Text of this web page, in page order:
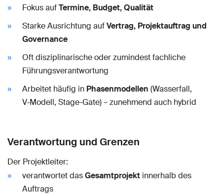
Fokus aufTermine, Budget, Qualität
Starke Ausrichtung aufVertrag, Projektauftrag und
Governance
Oft disziplinarische oder zumindest fachliche
Führungsverantwortung
Arbeitet häufig in Phasenmodellen (Wasserfall,
V‑Modell, Stage-Gate) – zunehmend auch hybrid
Verantwortung und Grenzen
Der Projektleiter:
verantwortet dasGesamtprojekt innerhalb des
Auftrags